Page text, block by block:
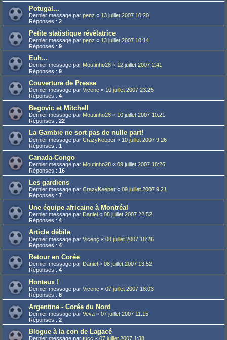
Potugal...
Dernier message par penz « 13 juillet 2007 10:20
Réponses : 2
Petite statistique révélatrice
Dernier message par penz « 13 juillet 2007 10:14
Réponses : 9
Euh...
Dernier message par Moutinho28 « 12 juillet 2007 2:41
Réponses : 9
Couverture de Presse
Dernier message par Vicenç « 10 juillet 2007 23:25
Réponses : 4
Begovic et Mitchell
Dernier message par Moutinho28 « 10 juillet 2007 10:21
Réponses : 22
La Gambie ne sort pas de nulle part!
Dernier message par CrazyKeeper « 10 juillet 2007 9:26
Réponses : 1
Canada-Congo
Dernier message par Moutinho28 « 09 juillet 2007 18:26
Réponses : 16
Les gardiens
Dernier message par CrazyKeeper « 09 juillet 2007 9:21
Réponses : 7
Une équipe africaine à Montréal
Dernier message par Daniel « 08 juillet 2007 22:52
Réponses : 4
Article débile
Dernier message par Vicenç « 08 juillet 2007 18:26
Réponses : 4
Retour en Corée
Dernier message par Daniel « 08 juillet 2007 13:52
Réponses : 4
Honteux !
Dernier message par Vicenç « 07 juillet 2007 18:03
Réponses : 8
Argentine - Corée du Nord
Dernier message par Veva « 07 juillet 2007 11:15
Réponses : 2
Blogue à la con de Lagacé
Dernier message par tucc « 07 juillet 2007 1:38